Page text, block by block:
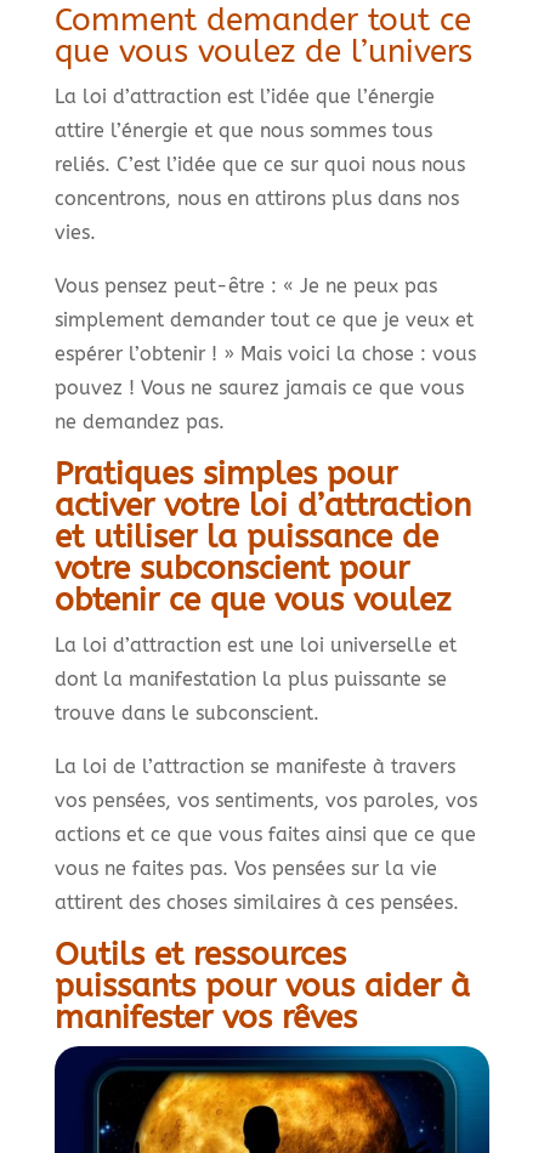
Comment demander tout ce
que vous voulez de l’univers
La loi d’attraction est l’idée que l’énergie
attire l’énergie et que nous sommes tous
reliés. C’est l’idée que ce sur quoi nous nous
concentrons, nous en attirons plus dans nos
vies.
Vous pensez peut-être : « Je ne peux pas
simplement demander tout ce que je veux et
espérer l’obtenir ! » Mais voici la chose : vous
pouvez ! Vous ne saurez jamais ce que vous
ne demandez pas.
Pratiques simples pour
activer votre loi d’attraction
et utiliser la puissance de
votre subconscient pour
obtenir ce que vous voulez
La loi d’attraction est une loi universelle et
dont la manifestation la plus puissante se
trouve dans le subconscient.
La loi de l’attraction se manifeste à travers
vos pensées, vos sentiments, vos paroles, vos
actions et ce que vous faites ainsi que ce que
vous ne faites pas. Vos pensées sur la vie
attirent des choses similaires à ces pensées.
Outils et ressources
puissants pour vous aider à
manifester vos rêves